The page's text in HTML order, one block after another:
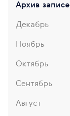
Архив
Декабрь
Ноябрь
Октябрь
Сентябрь
Август